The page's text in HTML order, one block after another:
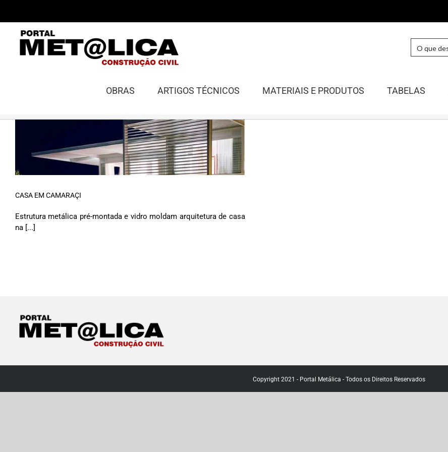
conteúdo
OBRAS ARTIGOS TÉCNICOS MATERIAIS E PRODUTOS TABELAS
CASA EM CAMARAÇI
Estrutura metálica pré-montada e vidro moldam arquitetura de casa
na [...]
Copyright 2021 - Portal Metálica - Todos os Direitos Reservados